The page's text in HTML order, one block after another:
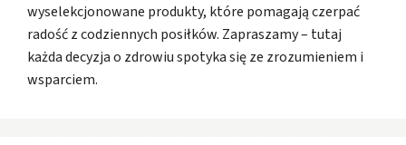
wyselekcjonowane produkty, które pomagają czerpać
radość z codziennych posiłków. Zapraszamy – tutaj
każda decyzja o zdrowiu spotyka się ze zrozumieniem i
wsparciem.